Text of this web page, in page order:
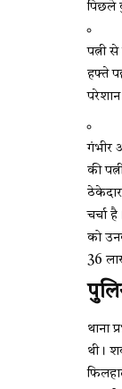
पिछले
पत्नी
हफ्ते
गंभीर
की
चर्चा
को
36
थाना
थी।